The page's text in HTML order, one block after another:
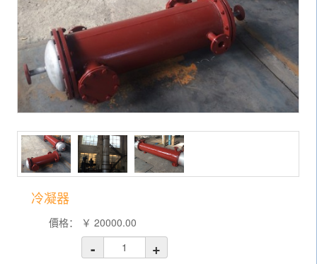
冷凝器
價格：
￥20000.00
- +